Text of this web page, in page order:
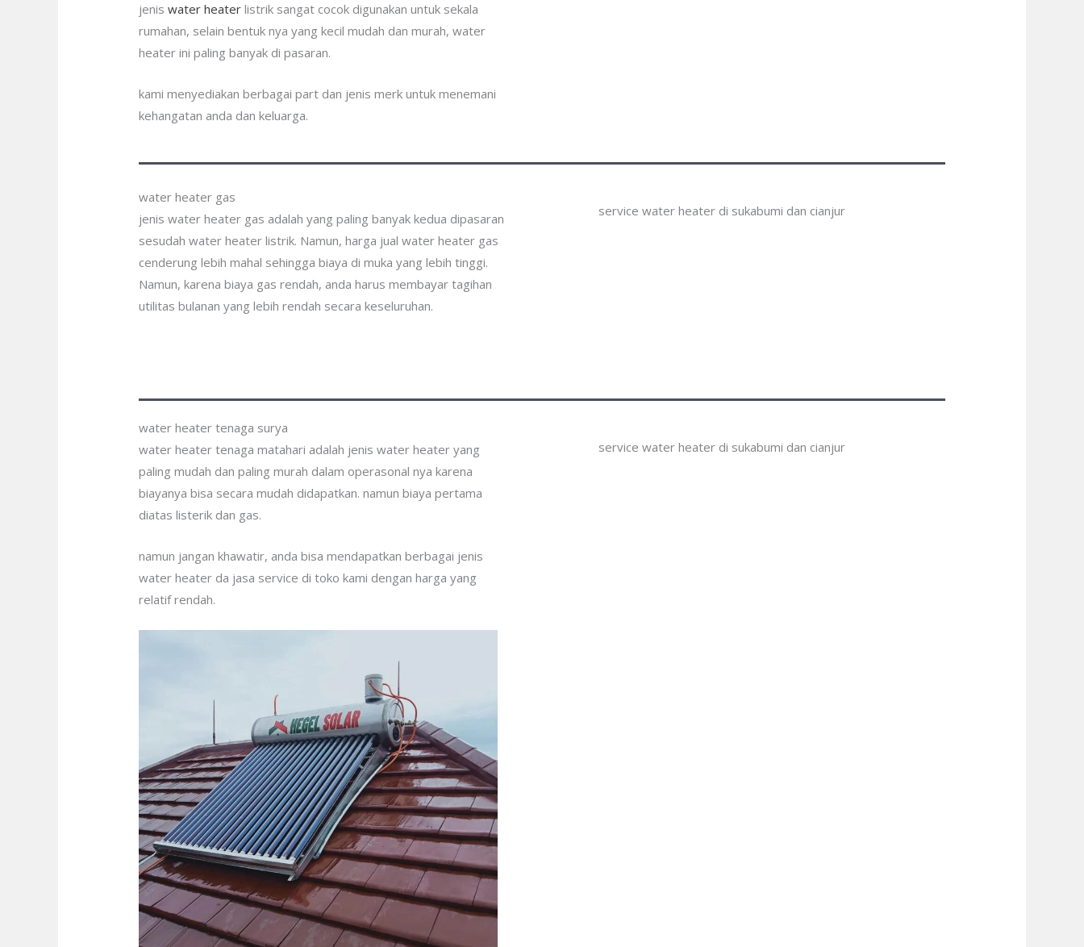
jeniswater heater listrik sangat cocok digunakan untuk sekala
rumahan, selain bentuk nya yang kecil mudah dan murah, water
heater ini paling banyak di pasaran.
kami menyediakan berbagai part dan jenis merk untuk menemani
kehangatan anda dan keluarga.
service water heater di sukabumi dan cianjur
water heater gas
jenis water heater gas adalah yang paling banyak kedua dipasaran
sesudah water heater listrik. Namun, harga jual water heater gas
cenderung lebih mahal sehingga biaya di muka yang lebih tinggi.
Namun, karena biaya gas rendah, anda harus membayar tagihan
utilitas bulanan yang lebih rendah secara keseluruhan.
service water heater di sukabumi dan cianjur
water heater tenaga surya
water heater tenaga matahari adalah jenis water heater yang
paling mudah dan paling murah dalam operasonal nya karena
biayanya bisa secara mudah didapatkan. namun biaya pertama
diatas listerik dan gas.
namun jangan khawatir, anda bisa mendapatkan berbagai jenis
water heater da jasa service di toko kami dengan harga yang
relatif rendah.